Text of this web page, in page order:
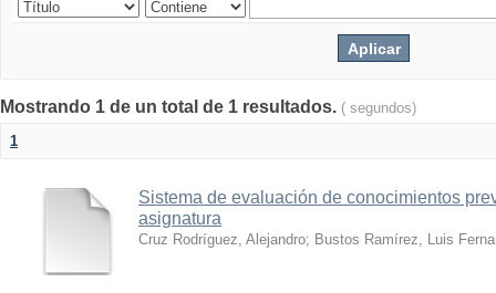
Mostrando 1 de un total de 1 resultados. ( segundos)
1
Sistema de evaluación de conocimientos
asignatura
Cruz Rodríguez, Alejandro; Bustos Ramírez, Luis